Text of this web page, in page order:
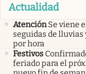
Actualidad
Atención Se viene
seguidas de lluvias
por hora
Festivos
feriado para el